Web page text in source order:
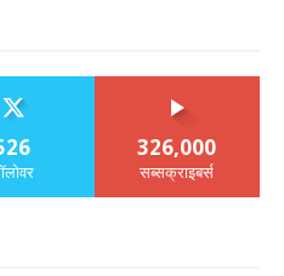
326,000
सब्सक्राइबर्स